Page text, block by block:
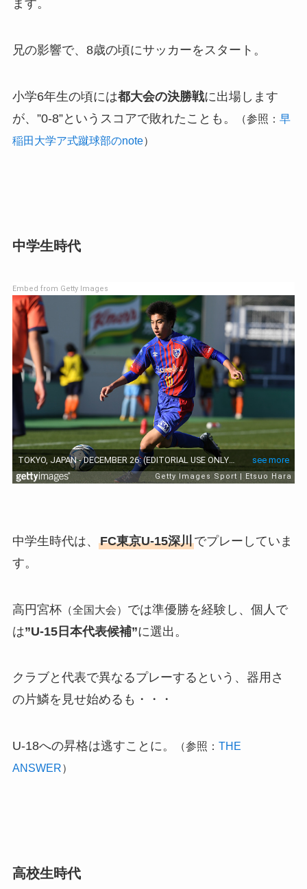
ます。
兄の影響で、8歳の頃にサッカーをスタート。
小学6年生の頃には都大会の決勝戦に出場します
が、”0-8”というスコアで敗れたことも。
（参照： 早
稲田大学ア式蹴球部のnote）
中学生時代
Embed from Getty Images
中学生時代は、 FC東京U-15深川でプレーしていま
す。
高円宮杯（全国大会） では準優勝を経験し、個人で
は”U-15日本代表候補”に選出。
クラブと代表で異なるプレーするという、器用さ
の片鱗を見せ始めるも・・・
U-18への昇格は逃すことに。 （参照： THE
ANSWER）
高校生時代